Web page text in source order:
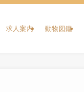
求人案内 動物図鑑